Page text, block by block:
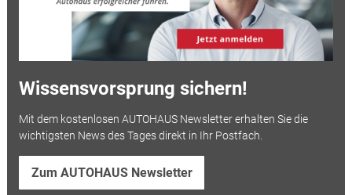
Wissensvorsprung sichern!
Mit dem kostenlosen AUTOHAUS Newsletter erhalten Sie die
wichtigsten News des Tages direkt in Ihr Postfach.
Zum AUTOHAUS Newsletter